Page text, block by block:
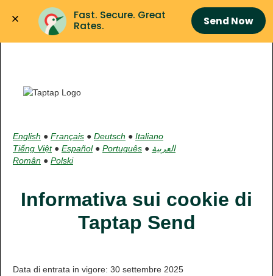
Fast. Secure. Great
Rates.
Send Now
English ● Français ● Deutsch ● Italiano
Tiếng Việt● Español● Português ● العربية
Român ● Polski
Informativa sui cookie di
Taptap Send
Data di entrata in vigore: 30 settembre 2025